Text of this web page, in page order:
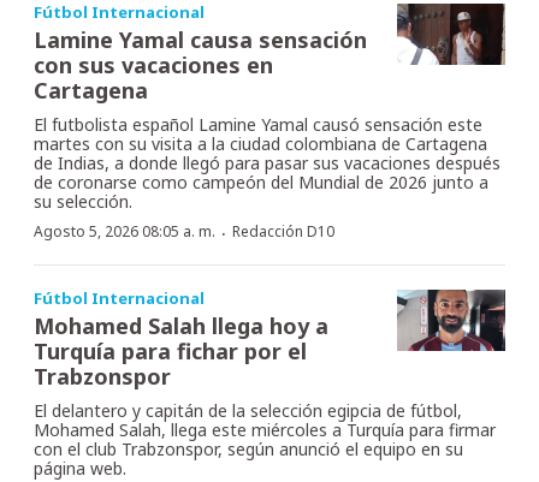
Fútbol Internacional
Lamine Yamal causa sensación
con sus vacaciones en
Cartagena
El futbolista español Lamine Yamal causó sensación este
martes con su visita a la ciudad colombiana de Cartagena
de Indias, a donde llegó para pasar sus vacaciones después
de coronarse como campeón del Mundial de 2026 junto a
su selección.
Agosto 5, 2026 08:05 a. m. · Redacción D10
Fútbol Internacional
Mohamed Salah llega hoy a
Turquía para fichar por el
Trabzonspor
El delantero y capitán de la selección egipcia de fútbol,
Mohamed Salah, llega este miércoles a Turquía para firmar
con el club Trabzonspor, según anunció el equipo en su
página web.